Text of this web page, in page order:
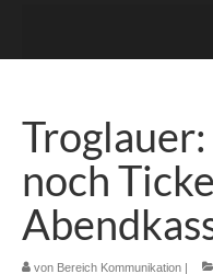
Inselfest
Aktuelles
Chronik
noch
von Bereich Kommunikation |